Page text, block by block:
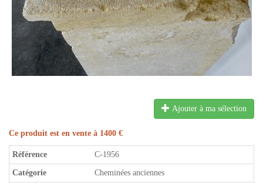
Ajouter à ma sélection
Ce produit est en vente à 1400 €
Référence C-1956
Catégorie Cheminées anciennes